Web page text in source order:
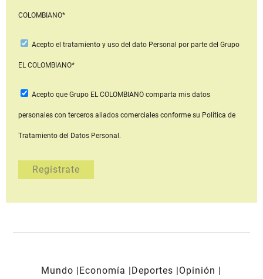
COLOMBIANO*
Acepto el tratamiento y uso del dato Personal por parte del Grupo
EL COLOMBIANO*
Acepto que Grupo EL COLOMBIANOcomparta mis datos
personales con terceros aliados comerciales conforme su Política de
Tratamiento del Datos Personal.
Mundo Economía Deportes
Opinión